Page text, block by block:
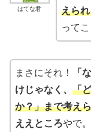
はてな君
えら
ってこ
まさにそれ！
「
けじゃなく、 「
か？」まで考え
ええところやで。